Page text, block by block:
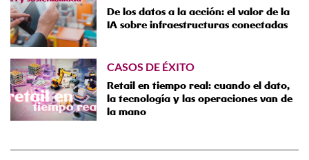
De los datos a la acción: el valor de la
IA sobre infraestructuras conectadas
CASOS DE ÉXITO
Retail en tiempo real: cuando el dato,
la tecnología y las operaciones van de
la mano